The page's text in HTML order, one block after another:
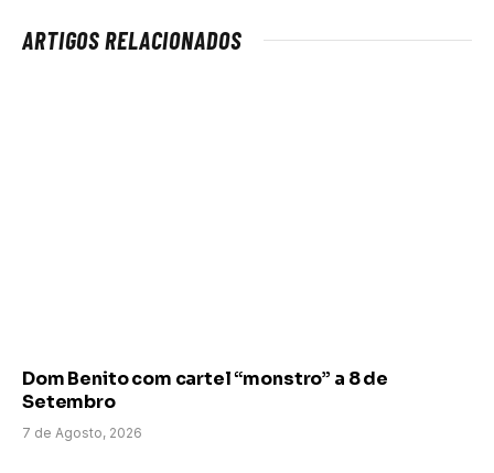
ARTIGOS RELACIONADOS
Dom Benito com cartel “monstro” a 8 de
Setembro
7 de Agosto, 2026